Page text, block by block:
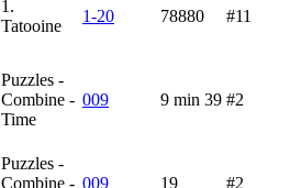
1.
Tatooine
1-20 78880 #11
Puzzles -
Combine -
Time
009 9 min 39 #2
Puzzles -
Combine - 009 19 #2